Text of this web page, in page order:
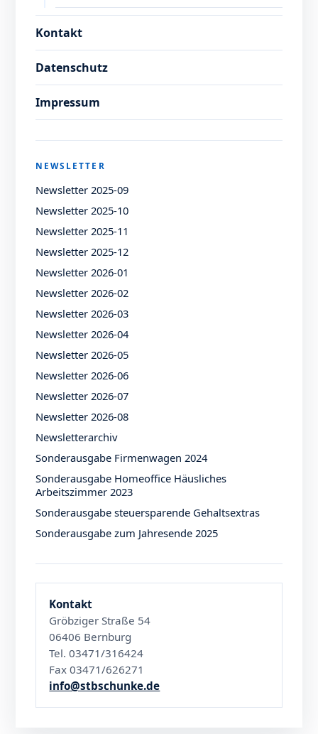
Kontakt
Datenschutz
Impressum
NEWSLETTER
Newsletter 2025-09
Newsletter 2025-10
Newsletter 2025-11
Newsletter 2025-12
Newsletter 2026-01
Newsletter 2026-02
Newsletter 2026-03
Newsletter 2026-04
Newsletter 2026-05
Newsletter 2026-06
Newsletter 2026-07
Newsletter 2026-08
Newsletterarchiv
Sonderausgabe Firmenwagen 2024
Sonderausgabe Homeoffice Häusliches
Arbeitszimmer 2023
Sonderausgabe steuersparende Gehaltsextras
Sonderausgabe zum Jahresende 2025
Kontakt
Gröbziger Straße 54
06406 Bernburg
Tel. 03471/316424
Fax 03471/626271
info@stbschunke.de